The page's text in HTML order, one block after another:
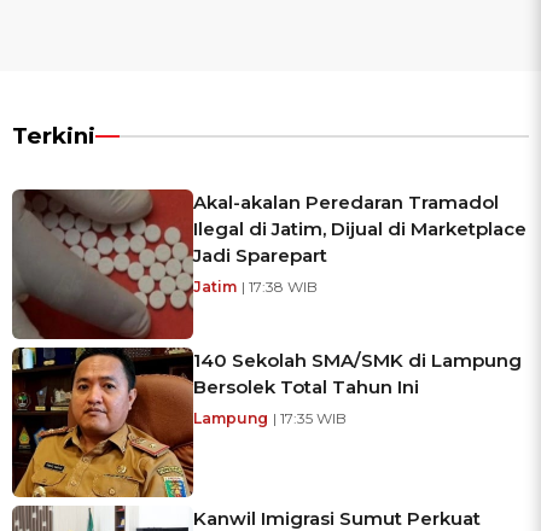
Terkini
Akal-akalan Peredaran Tramadol
Ilegal di Jatim, Dijual di Marketplace
Jadi Sparepart
Jatim | 17:38 WIB
140 Sekolah SMA/SMK di Lampung
Bersolek Total Tahun Ini
Lampung | 17:35 WIB
Kanwil Imigrasi Sumut Perkuat